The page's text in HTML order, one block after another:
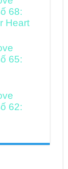
68:
Heart
65:
62: